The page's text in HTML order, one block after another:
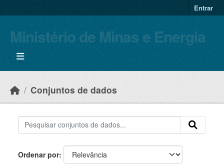
Entrar
Ministério de Minas e Energia
Conjuntos de dados
Ordenar por